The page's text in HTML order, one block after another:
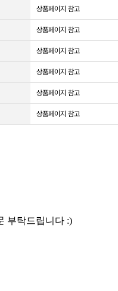
상품페이지 참고
상품페이지 참고
상품페이지 참고
상품페이지 참고
상품페이지 참고
상품페이지 참고
부탁드립니다 :)